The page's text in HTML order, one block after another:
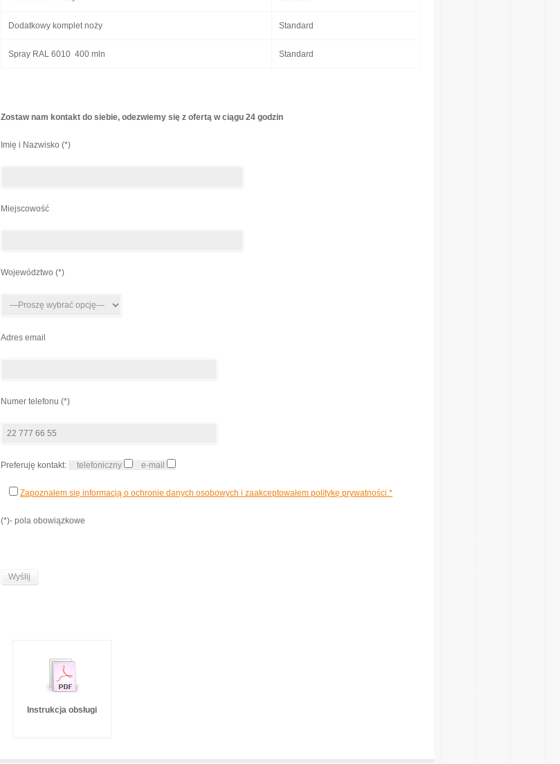
Dodatkowy komplet noży Standard
Spray RAL 6010 400 mln Standard
Zostaw nam kontakt do siebie, odezwiemy się z ofertą w ciągu 24 godzin
Imię i Nazwisko (*)
Miejscowość
Województwo (*)
Adres email
Numer telefonu (*)
Preferuję kontakt: telefoniczny e-mail
Zapoznałem się informacją o ochronie danych osobowych i zaakceptowałem politykę prywatności.*
(*)- pola obowiązkowe
Instrukcja obsługi